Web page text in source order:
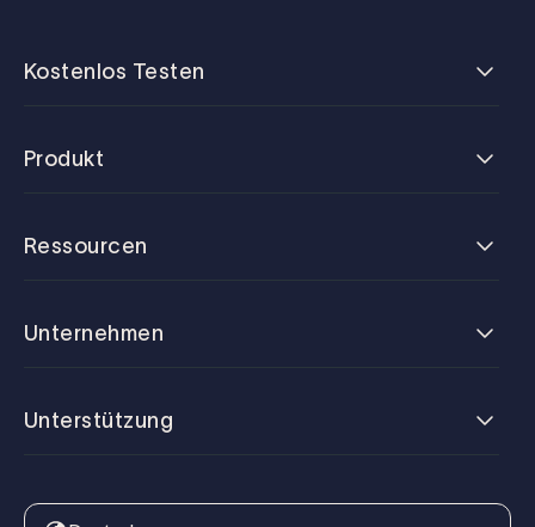
Kostenlos Testen
Produkt
Ressourcen
Unternehmen
Unterstützung